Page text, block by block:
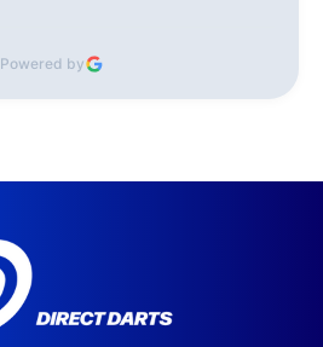
Powered by